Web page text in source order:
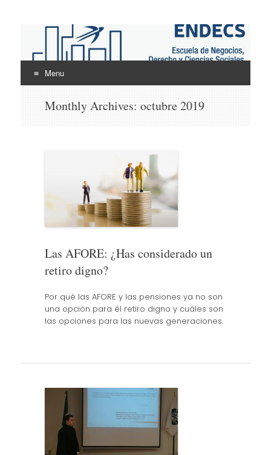
ENDECS
Escuela de Negocios Derecho y Ciencias Sociales
Menu
Monthly Archives: octubre 2019
Las AFORE: ¿Has considerado un
retiro digno?
Por qué las AFORE y las pensiones ya no son
una opción para él retiro digno y cuáles son
las opciones para las nuevas generaciones.